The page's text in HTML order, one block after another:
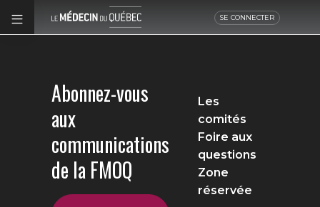
SE CONNECTER
Abonnez-vous
aux
communications
de la FMOQ
Les
comités
Foire aux
questions
Zone
réservée